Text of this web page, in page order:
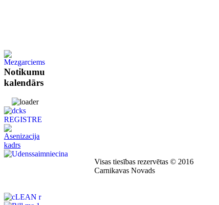
Notikumu
kalendārs
Visas tiesības rezervētas © 2016
Carnikavas Novads